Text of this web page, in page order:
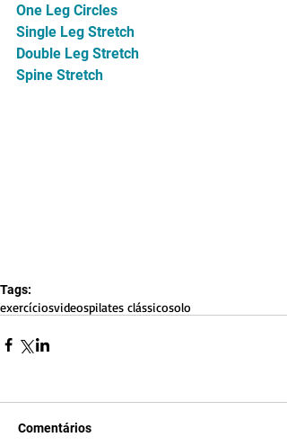
One Leg Circles
Single Leg Stretch
Double Leg Stretch
Spine Stretch
Tags:
exercíciosvideospilates clássicosolo
Comentários